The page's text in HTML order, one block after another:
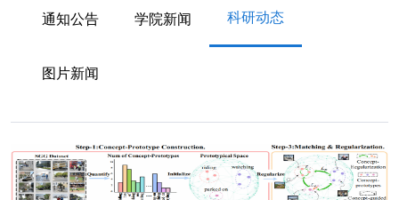
通知公告 学院新闻 科研动态
图片新闻